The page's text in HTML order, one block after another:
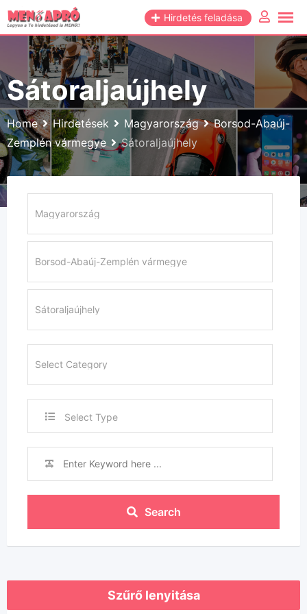
Skip
to
content
Hirdetés feladása
Sátoraljaújhely
Home Hirdetések Magyarország
Borsod-Abaúj-
Zemplén vármegye
Sátoraljaújhely
Select Type
Search
Szűrő lenyitása